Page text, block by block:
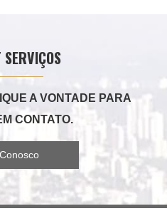
A VONTADE PARA
CONTATO.